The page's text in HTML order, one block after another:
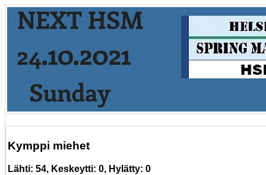
Kymppi miehet
Lähti: 54, Keskeytti: 0, Hylätty: 0